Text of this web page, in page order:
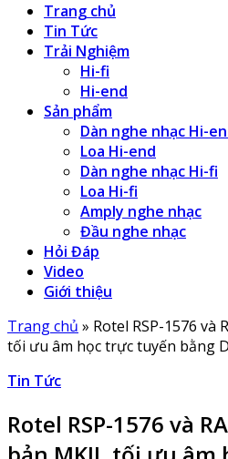
Trang chủ
Tin Tức
Trải Nghiệm
Hi-fi
Hi-end
Sản phẩm
Dàn nghe nhạc Hi-
Loa Hi-end
Dàn nghe nhạc Hi-fi
Loa Hi-fi
Amply nghe nhạc
Đầu nghe nhạc
Hỏi Đáp
Video
Giới thiệu
Trang chủ » Rotel RSP-1576 và
tối ưu âm học trực tuyến bằng
Tin Tức
Rotel RSP-1576 và